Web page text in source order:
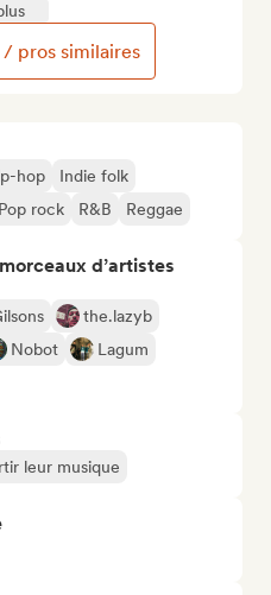
hop
Indie folk
Pop rock R&B Reggae
d’artistes
the.lazyb
Nobot
Lagum
leur musique
/ pros similaires